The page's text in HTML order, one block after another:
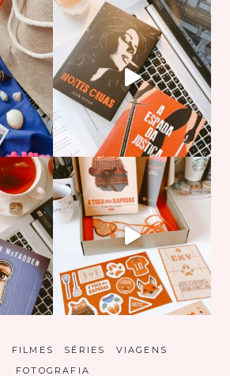
FILMES SÉRIES
VIAGENS
FOTOGRAFIA